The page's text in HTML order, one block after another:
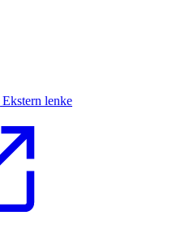
Ekstern lenke